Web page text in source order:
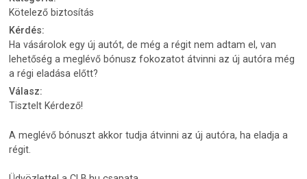
Kötelező biztosítás
Kérdés:
Ha vásárolok egy új autót, de még a régit nem adtam el, van
lehetőség a meglévő bónusz fokozatot átvinni az új autóra még
a régi eladása előtt?
Válasz:
Tisztelt Kérdező!
A meglévő bónuszt akkor tudja átvinni az új autóra, ha eladja a
régit.